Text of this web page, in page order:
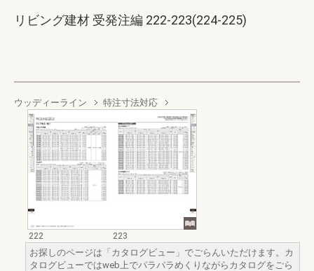
リビング建材 受発注編 222-223(224-225)
ウッディーライン 特注寸法対応
222
223
お探しのページは「カタログビュー」でごらんいただけます。カ
タログビューではweb上でパラパラめくりながらカタログをごら